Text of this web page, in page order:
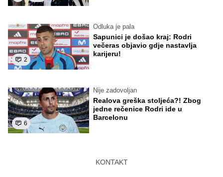
2
Odluka je pala
Sapunici je došao kraj: Rodri
večeras objavio gdje nastavlja
karijeru!
6
Nije zadovoljan
Realova greška stoljeća?! Zbog
jedne rečenice Rodri ide u
Barcelonu
KONTAKT